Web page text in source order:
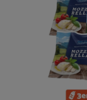
Obst & Gemüse
Kühltheke
Vorratskammer